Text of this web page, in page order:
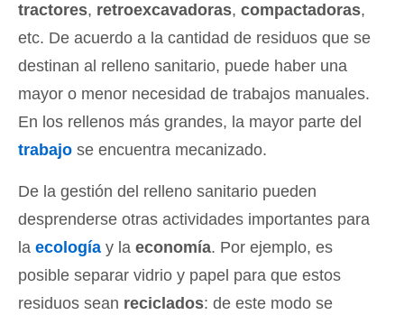
tractores, retroexcavadoras, compactadoras,
etc. De acuerdo a la cantidad de residuos que se
destinan al relleno sanitario, puede haber una
mayor o menor necesidad de trabajos manuales.
En los rellenos más grandes, la mayor parte del
trabajo se encuentra mecanizado.
De la gestión del relleno sanitario pueden
desprenderse otras actividades importantes para
la ecología y la economía. Por ejemplo, es
posible separar vidrio y papel para que estos
residuos sean reciclados: de este modo se